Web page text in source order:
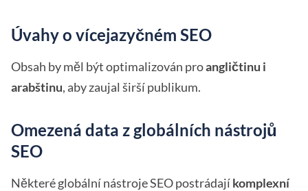
Úvahy o vícejazyčném SEO
Obsah by měl být optimalizován proangličtinu i
arabštinu, aby zaujal širší publikum.
Omezená data z globálních nástrojů
SEO
Některé globální nástroje SEO postrádajíkomplexní